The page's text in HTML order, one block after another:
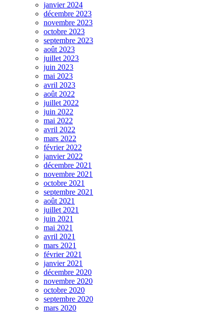
janvier 2024
décembre 2023
novembre 2023
octobre 2023
septembre 2023
août 2023
juillet 2023
juin 2023
mai 2023
avril 2023
août 2022
juillet 2022
juin 2022
mai 2022
avril 2022
mars 2022
février 2022
janvier 2022
décembre 2021
novembre 2021
octobre 2021
septembre 2021
août 2021
juillet 2021
juin 2021
mai 2021
avril 2021
mars 2021
février 2021
janvier 2021
décembre 2020
novembre 2020
octobre 2020
septembre 2020
mars 2020